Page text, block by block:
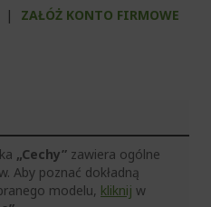
| ZAŁÓŻ KONTO FIRMOWE
„Cechy” zawiera ogólne
Aby poznać dokładną
modelu, kliknij w